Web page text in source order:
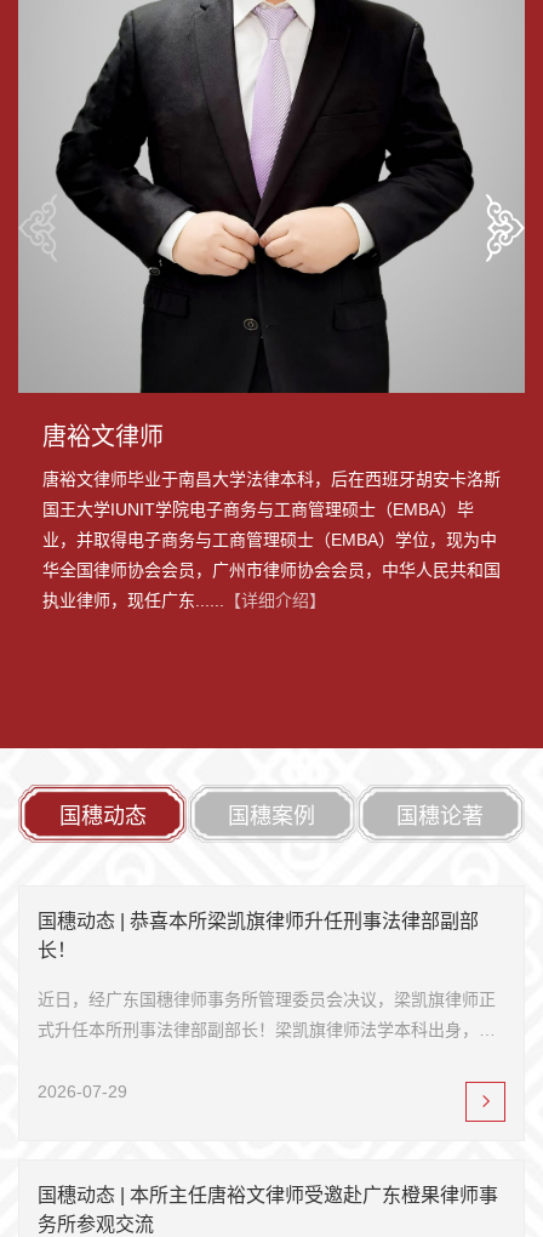
唐裕文律师
唐裕文律师毕业于南昌大学法律本科，后在西班牙胡安卡洛斯
国王大学IUNIT学院电子商务与工商管理硕士（EMBA）毕
业，并取得电子商务与工商管理硕士（EMBA）学位，现为中
华全国律师协会会员，广州市律师协会会员，中华人民共和国
执业律师，现任广东......
【详细介绍】
国穗动态 国穗案例 国穗论著
国穗动态 | 恭喜本所梁凯旗律师升任刑事法律部副部
长！
近日，经广东国穗律师事务所管理委员会决议，梁凯旗律师正
式升任本所刑事法律部副部长！梁凯旗律师法学本科出身，从
2026-07-29
国穗动态 | 本所主任唐裕文律师受邀赴广东橙果律师事
务所参观交流